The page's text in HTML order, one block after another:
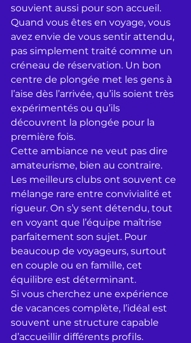
souvient aussi pour son accueil.
Quand vous êtes en voyage, vous
avez envie de vous sentir attendu,
pas simplement traité comme un
créneau de réservation. Un bon
centre de plongée met les gens à
l’aise dès l’arrivée, qu’ils soient très
expérimentés ou qu’ils
découvrent la plongée pour la
première fois.
Cette ambiance ne veut pas dire
amateurisme, bien au contraire.
Les meilleurs clubs ont souvent ce
mélange rare entre convivialité et
rigueur. On s’y sent détendu, tout
en voyant que l’équipe maîtrise
parfaitement son sujet. Pour
beaucoup de voyageurs, surtout
en couple ou en famille, cet
équilibre est déterminant.
Si vous cherchez une expérience
de vacances complète, l’idéal est
souvent une structure capable
d’accueillir différents profils.